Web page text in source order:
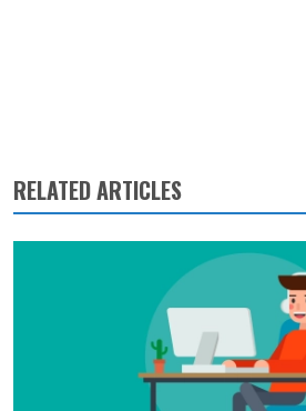
RELATED ARTICLES